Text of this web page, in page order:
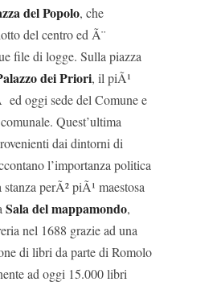
del Popolo, che
del centro ed Ã¨
file di logge. Sulla piazza
dei Priori, il piÃ¹
oggi sede del Comune e
Quest’ultima
dai dintorni di
l’importanza politica
perÃ² piÃ¹ maestosa
Sala del mappamondo,
nel 1688 grazie ad una
di libri da parte di Romolo
ad oggi 15.000 libri